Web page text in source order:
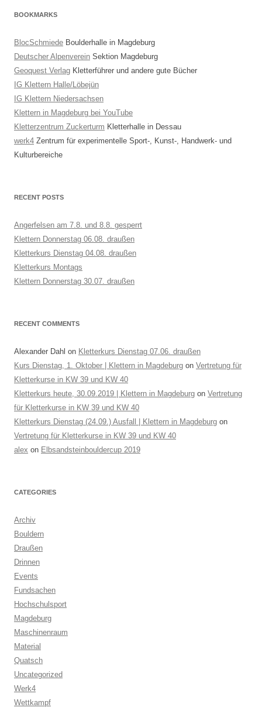
BOOKMARKS
BlocSchmiede Boulderhalle in Magdeburg
Deutscher Alpenverein Sektion Magdeburg
Geoquest Verlag Kletterführer und andere gute Bücher
IG Klettern Halle/Löbejün
IG Klettern Niedersachsen
Klettern in Magdeburg bei YouTube
Kletterzentrum Zuckerturm Kletterhalle in Dessau
werk4 Zentrum für experimentelle Sport-, Kunst-, Handwerk- und
Kulturbereiche
RECENT POSTS
Angerfelsen am 7.8. und 8.8. gesperrt
Klettern Donnerstag 06.08. draußen
Kletterkurs Dienstag 04.08. draußen
Kletterkurs Montags
Klettern Donnerstag 30.07. draußen
RECENT COMMENTS
Alexander Dahl on Kletterkurs Dienstag 07.06. draußen
Kurs Dienstag, 1. Oktober | Klettern in Magdeburg on Vertretung für
Kletterkurse in KW 39 und KW 40
Kletterkurs heute, 30.09.2019 | Klettern in Magdeburg on Vertretung
für Kletterkurse in KW 39 und KW 40
Kletterkurs Dienstag (24.09.) Ausfall | Klettern in Magdeburg on
Vertretung für Kletterkurse in KW 39 und KW 40
alex on Elbsandsteinbouldercup 2019
CATEGORIES
Archiv
Bouldern
Draußen
Drinnen
Events
Fundsachen
Hochschulsport
Magdeburg
Maschinenraum
Material
Quatsch
Uncategorized
Werk4
Wettkampf